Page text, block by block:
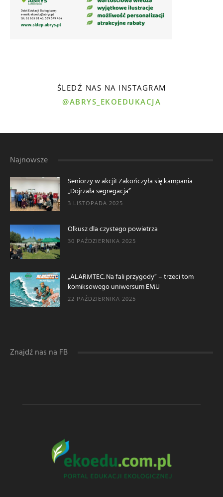
ŚLEDŹ NAS NA INSTAGRAM
@ABRYS_EKOEDUKACJA
Najnowsze
Seniorzy w akcji! Zakończyła się kampania
„Dojrzała segregacja”
3 LISTOPADA 2025
Olkusz dla czystego powietrza
30 PAŹDZIERNIKA 2025
„ALARMTEC. Na fali przygody” – trzeci tom
komiksowego uniwersum EMU
22 PAŹDZIERNIKA 2025
Znajdź nas na FB